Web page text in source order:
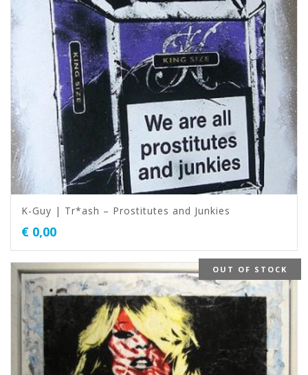
K-Guy | Tr*ash – Prostitutes and Junkies
€ 0,00
OUT OF STOCK